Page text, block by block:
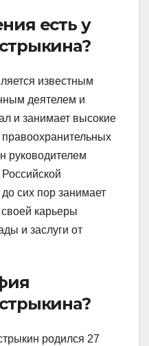
есть у
известным
деятелем и
и занимает высокие
руководителем
сих пор занимает
карьеры
и заслуги от
родился 27